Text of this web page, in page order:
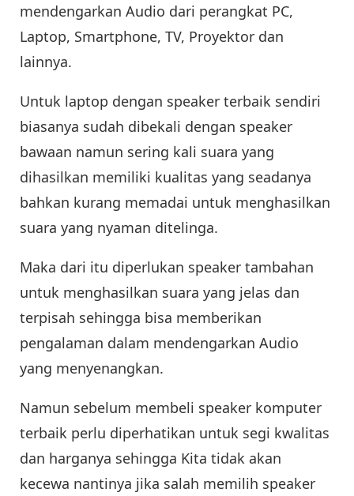
mendengarkan Audio dari perangkat PC,
Laptop, Smartphone, TV, Proyektor dan
lainnya.
Untuk laptop dengan speaker terbaik sendiri
biasanya sudah dibekali dengan speaker
bawaan namun sering kali suara yang
dihasilkan memiliki kualitas yang seadanya
bahkan kurang memadai untuk menghasilkan
suara yang nyaman ditelinga.
Maka dari itu diperlukan speaker tambahan
untuk menghasilkan suara yang jelas dan
terpisah sehingga bisa memberikan
pengalaman dalam mendengarkan Audio
yang menyenangkan.
Namun sebelum membeli speaker komputer
terbaik perlu diperhatikan untuk segi kwalitas
dan harganya sehingga Kita tidak akan
kecewa nantinya jika salah memilih speaker